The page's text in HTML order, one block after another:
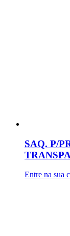
SAQ. P/
Entre na sua